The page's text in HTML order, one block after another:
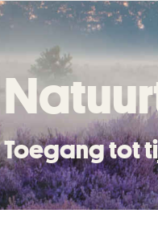
Toegang tot